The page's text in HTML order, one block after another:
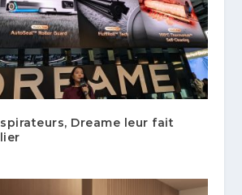
Dreame leur fait